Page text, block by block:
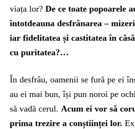
viața lor? De ce toate popoarele
întotdeauna desfrânarea –
iar fidelitatea și castitatea în
cu puritatea?…
În desfrâu, oamenii se fură pe ei
au ei mai bun, își pun noroi pe
să vadă cerul. Acum ei vor să
prima trezire a conștiinței lor.